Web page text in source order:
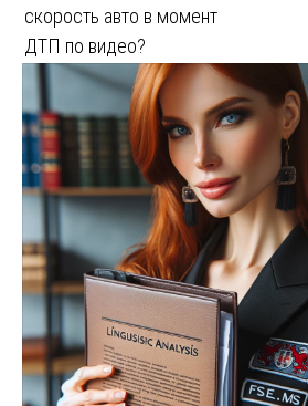
скорость авто в момент
ДТП по видео?